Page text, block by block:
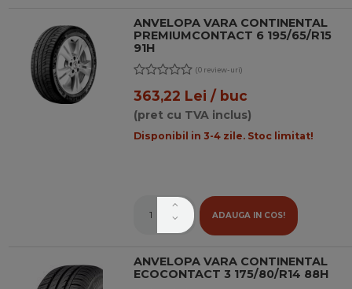
ANVELOPA VARA CONTINENTAL
PREMIUMCONTACT 6 195/65/R15
91H
(0 review-uri)
363,22 Lei / buc
(pret cu TVA inclus)
Disponibil in 3-4 zile. Stoc limitat!
ADAUGA IN COS!
ANVELOPA VARA CONTINENTAL
ECOCONTACT 3 175/80/R14 88H